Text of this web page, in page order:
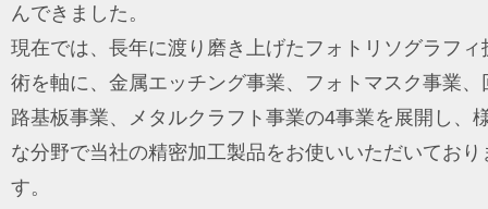
んできました。
現在では、長年に渡り磨き上げたフォトリソグラフィ
術を軸に、金属エッチング事業、フォトマスク事業、
路基板事業、メタルクラフト事業の4事業を展開し、
な分野で当社の精密加工製品をお使いいただいており
す。